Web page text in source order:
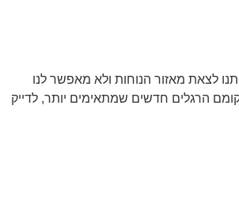
לצאת מאזור הנוחות ולא מאפשר לנו
הרגלים חדשים שמתאימים יותר, לדייק